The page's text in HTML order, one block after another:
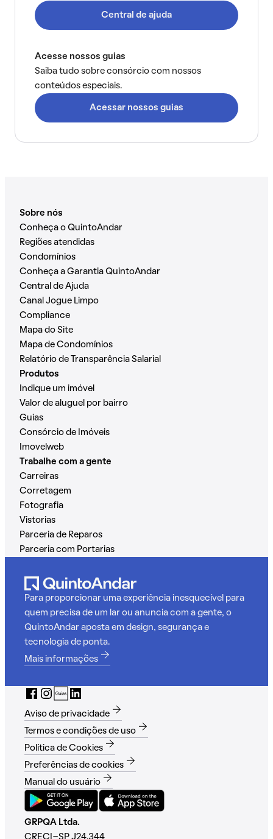
Central de ajuda
Acesse nossos guias
Saiba tudo sobre consórcio com nossos
conteúdos especiais.
Acessar nossos guias
Sobre nós
Conheça o QuintoAndar
Regiões atendidas
Condomínios
Conheça a Garantia QuintoAndar
Central de Ajuda
Canal Jogue Limpo
Compliance
Mapa do Site
Mapa de Condomínios
Relatório de Transparência Salarial
Produtos
Indique um imóvel
Valor de aluguel por bairro
Guias
Consórcio de Imóveis
Imovelweb
Trabalhe com a gente
Carreiras
Corretagem
Fotografia
Vistorias
Parceria de Reparos
Parceria com Portarias
Para proporcionar uma experiência inesquecível para
quem precisa de um lar ou anuncia com a gente, o
QuintoAndar aposta em design, segurança e
tecnologia de ponta.
Mais informações
Aviso de privacidade
Termos e condições de uso
Política de Cookies
Preferências de cookies
Manual do usuário
GRPQA Ltda.